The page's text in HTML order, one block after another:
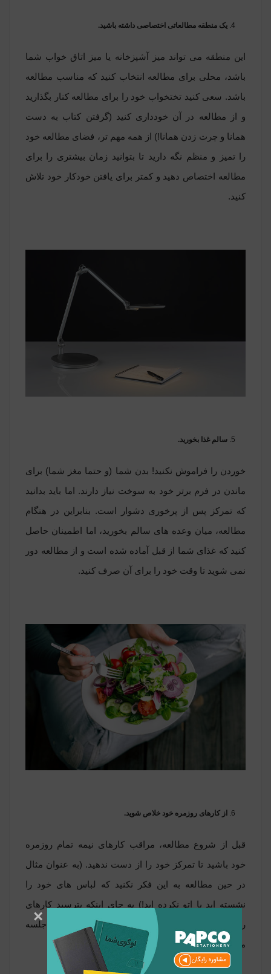
یک منطقه مطالعاتی اختصاصی داشته باشید.
این منطقه می تواند میز آشپزخانه یا میز اتاق خواب شما
باشد، محلی برای مطالعه انتخاب کنید که مناسب مطالعه
باشد. سعی کنید تختخواب خود را برای مطالعه کنار بگذارید
و از مطالعه در آن خودداری کنید (گرفتن کتاب به دست
همانا و چرت زدن همانا!) از همه مهم تر، فضای مطالعه خود
را تمیز و منظم نگه دارید تا بتوانید زمان بیشتری را برای
مطالعه اختصاص دهید و کمتر برای یافتن خودکار خود تلاش
کنید.
سالم غذا بخورید.
خوردن را فراموش نکنید! بدن شما (و حتما مغز شما) برای
ماندن در فرم برتر خود به سوخت نیاز دارند. اما باید بدانید
که تمرکز پس از پرخوری دشوار است. بنابراین در هنگام
مطالعه، میان وعده های سالم بخورید، اما اطمینان حاصل
کنید که غذای شما از قبل آماده شده است و از مطالعه دور
نمی شوید تا وقت خود را برای آن صرف کنید.
از کارهای روزمره خود خلاص شوید.
قبل از شروع مطالعه، مراقب کارهای نیمه تمام روزمره
خود باشید تا تمرکز خود را از دست ندهید. (به عنوان مثال
در حین مطالعه به این فکر نکنید که لباس های خود را
نشسته اید یا اتو نکرده اید!) به جای اینکه بترسید کارهای
روزانه خود را انجام نداده اید، ترس داشته باشید که جلسه
مطالعه شما کامل می شود.
×